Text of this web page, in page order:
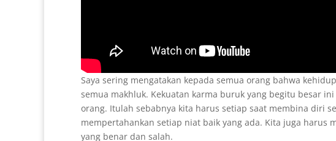
Saya sering mengatakan kepada semua orang bahwa
semua makhluk. Kekuatan karma buruk yang begitu besar
orang. Itulah sebabnya kita harus setiap saat membina diri
mempertahankan setiap niat baik yang ada. Kita juga harus
yang benar dan salah.